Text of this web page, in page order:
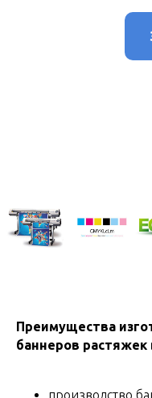
Преимущества
баннеров
производство